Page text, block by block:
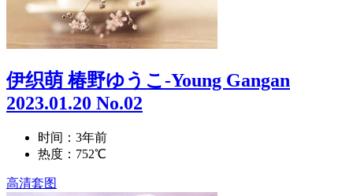
伊织萌 椿野ゆうこ-Young Gangan
2023.01.20 No.02
时间：3年前
热度：752℃
高清套图